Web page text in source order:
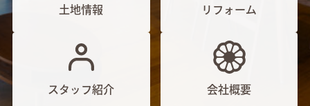
土地情報 リフォーム
スタッフ紹介 会社概要